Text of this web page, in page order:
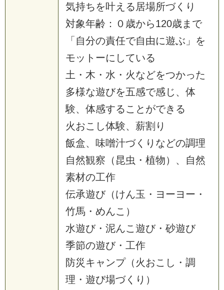
気持ちを叶える居場所づくり
対象年齢：０歳から120歳まで
「自分の責任で自由に遊ぶ」を
モットーにしている
土・木・水・火などをつかった
多様な遊びを五感で感じ、体
験、体感することができる
火おこし体験、薪割り
飯盒、味噌汁づくりなどの調理
自然観察（昆虫・植物）、自然
素材の工作
伝承遊び（けん玉・ヨーヨー・
竹馬・めんこ）
水遊び・泥んこ遊び・砂遊び
季節の遊び・工作
防災キャンプ（火おこし・調
理・遊び場づくり）